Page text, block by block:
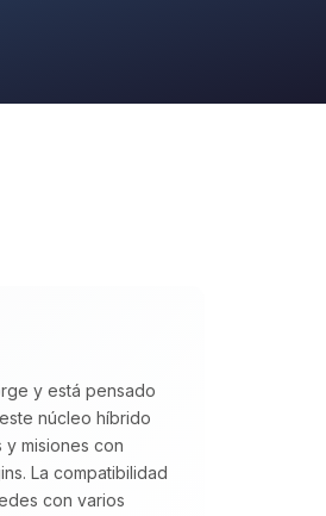
y está pensado
núcleo híbrido
misiones con
La compatibilidad
con varios